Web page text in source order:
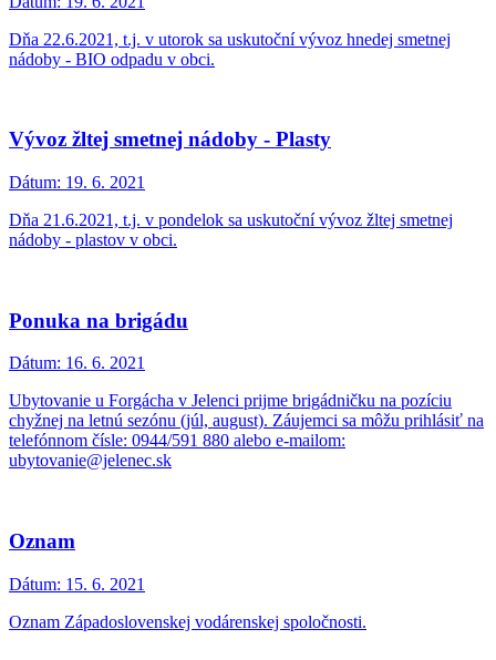
Dňa 22.6.2021, t.j. v utorok sa uskutoční vývoz hnedej smetnej
nádoby - BIO odpadu v obci.
Vývoz žltej smetnej nádoby - Plasty
Dátum: 19. 6. 2021
Dňa 21.6.2021, t.j. v pondelok sa uskutoční vývoz žltej smetnej
nádoby - plastov v obci.
Ponuka na brigádu
Dátum: 16. 6. 2021
Ubytovanie u Forgácha v Jelenci prijme brigádničku na pozíciu
chyžnej na letnú sezónu (júl, august). Záujemci sa môžu prihlásiť na
telefónnom čísle: 0944/591 880 alebo e-mailom:
ubytovanie@jelenec.sk
Oznam
Dátum: 15. 6. 2021
Oznam Západoslovenskej vodárenskej spoločnosti.